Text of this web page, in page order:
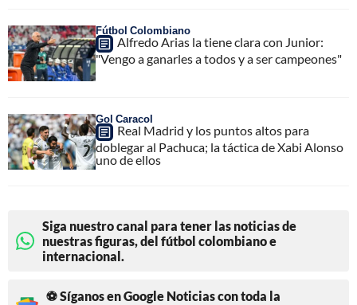
Fútbol Colombiano
Alfredo Arias la tiene clara con Junior:
"Vengo a ganarles a todos y a ser campeones"
Gol Caracol
Real Madrid y los puntos altos para
doblegar al Pachuca; la táctica de Xabi Alonso
uno de ellos
Siga nuestro canal para tener las noticias de
nuestras figuras, del fútbol colombiano e
internacional.
⚽ Síganos en Google Noticias con toda la